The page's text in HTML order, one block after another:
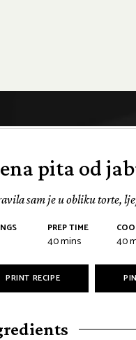
pita od
sam je u obliku torte,
PREP TIME
40mins 40
PRINT RECIPE